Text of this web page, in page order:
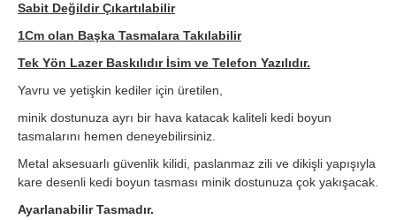
Sabit Değildir Çıkartılabilir
1Cm olan Başka Tasmalara Takılabilir
Tek Yön Lazer Baskılıdır İsim ve Telefon Yazılıdır.
Yavru ve yetişkin kediler için üretilen,
minik dostunuza ayrı bir hava katacak kaliteli kedi boyun
tasmalarını hemen deneyebilirsiniz.
Metal aksesuarlı güvenlik kilidi, paslanmaz zili ve dikişli yapışıyla
kare desenli kedi boyun tasması minik dostunuza çok yakışacak.
Ayarlanabilir Tasmadır.